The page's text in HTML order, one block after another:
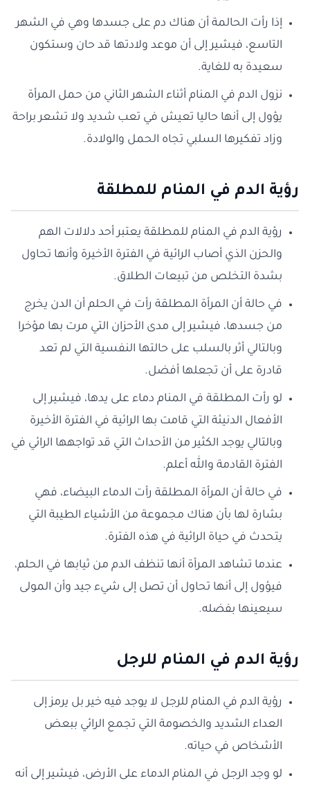
إذا رأت الحالمة أن هناك دم على جسدها وهي في الشهر
التاسع، فيشير إلى أن موعد ولادتها قد حان وستكون
سعيدة به للغاية.
نزول الدم في المنام أثناء الشهر الثاني من حمل المرأة
يؤول إلى أنها حاليا تعيش في تعب شديد ولا تشعر براحة
وزاد تفكيرها السلبي تجاه الحمل والولادة.
رؤية الدم في المنام للمطلقة
رؤية الدم في المنام للمطلقة يعتبر أحد دلالات الهم
والحزن الذي أصاب الرائية في الفترة الأخيرة وأنها تحاول
بشدة التخلص من تبيعات الطلاق.
في حالة أن المرأة المطلقة رأت في الحلم أن الدن يخرج
من جسدها، فيشير إلى مدى الأحزان التي مرت بها مؤخرا
وبالتالي أثر بالسلب على حالتها النفسية التي لم تعد
قادرة على أن تجعلها أفضل.
لو رأت المطلقة في المنام دماء على يدها، فيشير إلى
الأفعال الدنيئة التي قامت بها الرائية في الفترة الأخيرة
وبالتالي يوجد الكثير من الأحداث التي قد تواجهها الرائي في
الفترة القادمة والله أعلم.
في حالة أن المرأة المطلقة رأت الدماء البيضاء، فهي
بشارة لها بأن هناك مجموعة من الأشياء الطيبة التي
يتحدث في حياة الرائية في هذه الفترة.
عندما تشاهد المرأة أنها تنظف الدم من ثيابها في الحلم،
فيؤول إلى أنها تحاول أن تصل إلى شيء جيد وأن المولى
سيعينها بفضله.
رؤية الدم في المنام للرجل
رؤية الدم في المنام للرجل لا يوجد فيه خير بل يرمز إلى
العداء الشديد والخصومة التي تجمع الرائي ببعض
الأشخاص في حياته.
لو وجد الرجل في المنام الدماء على الأرض، فيشير إلى أنه